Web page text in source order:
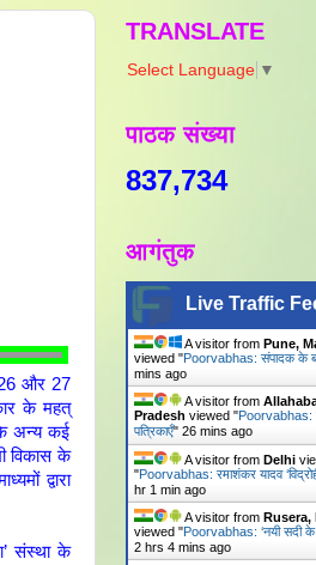
26 और 27
के महत्
के अन्य कई
विकास के
द्वारा
संस्था के
TRANSLATE
Select Language ▼
पाठक संख्या
837,734
आगंतुक
Live Traffic
A visitor from Pune,
viewed "Poorvabhas: संपादक के
mins ago
A visitor from
Pradesh viewed "Poorvabhas:
पत्रिकाएँ" 26 mins ago
A visitor from Delhi
"Poorvabhas: रमाशंकर यादव
hr 1 min ago
A visitor from Rusera,
viewed "Poorvabhas: ‘नयी सदी के
2 hrs 4 mins ago